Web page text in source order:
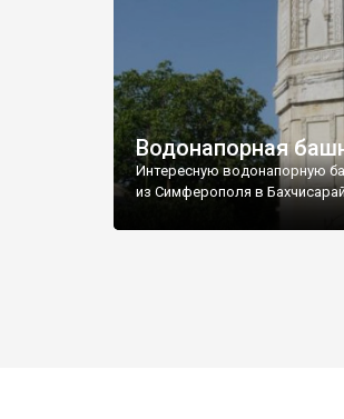
Водонапорная
Интересную водонапорную
из Симферополя в Бахчисарай.